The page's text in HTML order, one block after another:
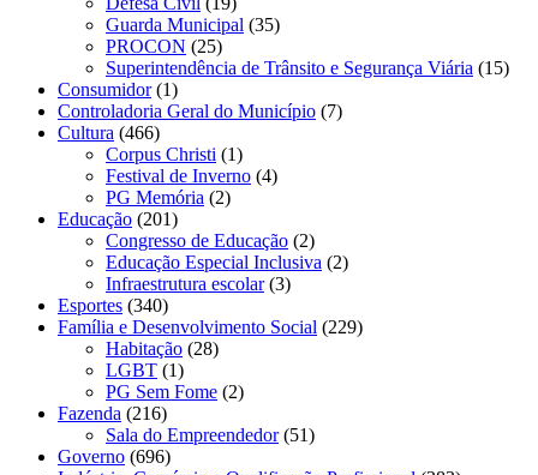
Guarda Municipal (35)
PROCON (25)
Superintendência de Trânsito e Segurança Viária (15)
Consumidor(1)
Controladoria Geral do Município (7)
Cultura (466)
Corpus Christi (1)
Festival de Inverno (4)
PG Memória (2)
Educação (201)
Congresso de Educação (2)
Educação Especial Inclusiva (2)
Infraestrutura escolar(3)
Esportes (340)
Família e Desenvolvimento Social (229)
Habitação (28)
LGBT (1)
PG Sem Fome (2)
Fazenda (216)
Sala do Empreendedor(51)
Governo (696)